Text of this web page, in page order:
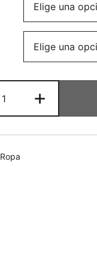
cuello
barca
cantidad
+
Ropa